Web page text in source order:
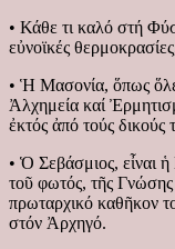
• Κάθε τι καλό στή
εὐνοϊκές
• Ἡ Μασονία, ὅπως
Ἀλχημεία καί
ἐκτός ἀπό τούς δικούς
• Ὁ Σεβάσμιος, εἶναι
τοῦ φωτός, τῆς
πρωταρχικό καθῆκον
στόν Ἀρχηγό.